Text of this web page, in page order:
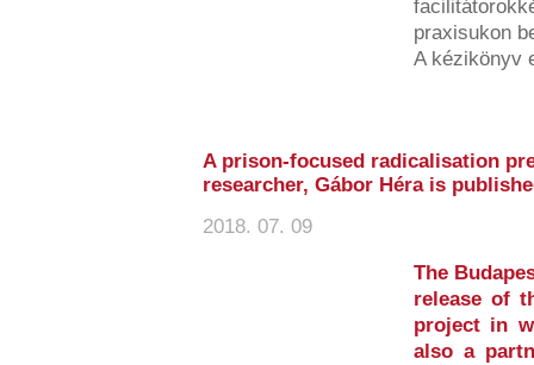
praxisukon
A kézikönyv
A prison-focused radicalisation
researcher, Gábor Héra is
2018. 07. 09
The
release of
project in
also a